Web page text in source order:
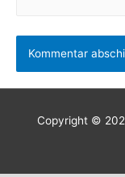
Copyright ©